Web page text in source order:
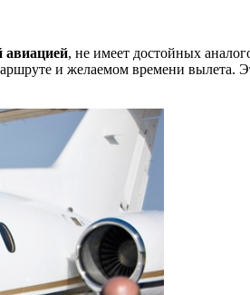
авиацией, не имеет достойных
и желаемом времени